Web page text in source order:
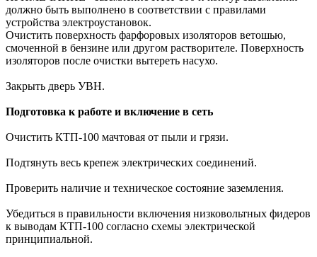
должно быть выполнено в соответствии с правилами
устройства электроустановок.
Очистить поверхность фарфоровых изоляторов ветошью,
смоченной в бензине или другом растворителе. Поверхность
изоляторов после очистки вытереть насухо.
Закрыть дверь УВН.
Подготовка к работе и включение в сеть
Очистить КТП-100 мачтовая от пыли и грязи.
Подтянуть весь крепеж электрических соединений.
Проверить наличие и техническое состояние заземления.
Убедиться в правильности включения низковольтных фидеров
к выводам КТП-100 согласно схемы электрической
принципиальной.